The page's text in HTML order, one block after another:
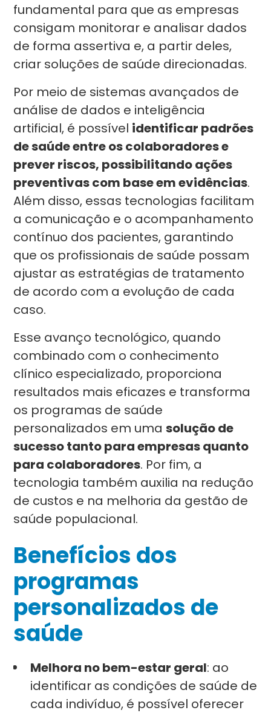
fundamental para que as empresas
consigam monitorar e analisar dados
de forma assertiva e, a partir deles,
criar soluções de saúde direcionadas.
Por meio de sistemas avançados de
análise de dados e inteligência
artificial, é possível identificar padrões
de saúde entre os colaboradores e
prever riscos, possibilitando ações
preventivas com base em evidências.
Além disso, essas tecnologias facilitam
a comunicação e o acompanhamento
contínuo dos pacientes, garantindo
que os profissionais de saúde possam
ajustar as estratégias de tratamento
de acordo com a evolução de cada
caso.
Esse avanço tecnológico, quando
combinado com o conhecimento
clínico especializado, proporciona
resultados mais eficazes e transforma
os programas de saúde
personalizados em umasolução de
sucesso tanto para empresas quanto
para colaboradores. Por fim, a
tecnologia também auxilia na redução
de custos e na melhoria da gestão de
saúde populacional.
Benefícios dos
programas
personalizados de
saúde
Melhora no bem-estar geral: ao
identificar as condições de saúde de
cada indivíduo, é possível oferecer